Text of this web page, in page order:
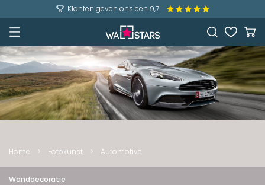
Klanten geven ons een 9,7
Home > Fotokunst > Automotive
Wanddecoratie